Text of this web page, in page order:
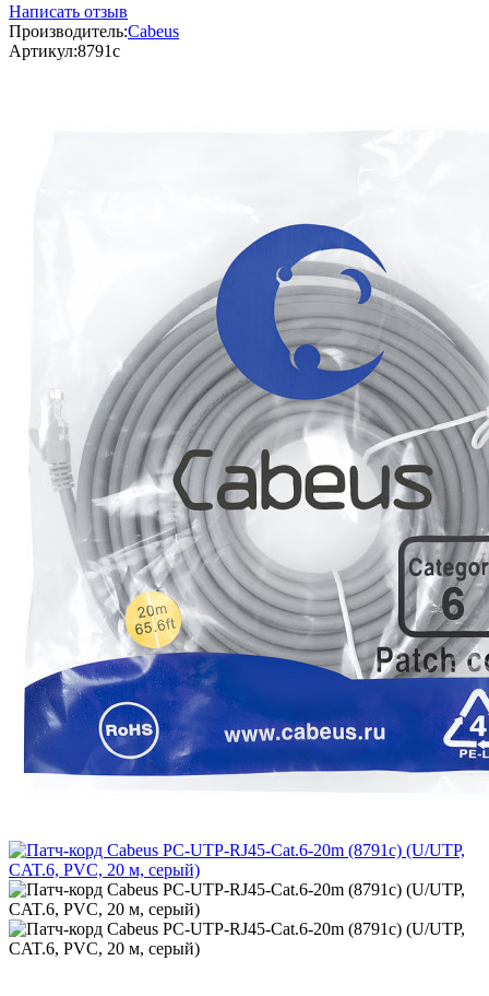
Написать отзыв
Производитель:Cabeus
Артикул:8791c